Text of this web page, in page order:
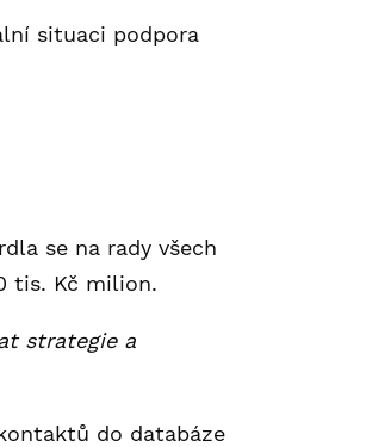
situaci podpora
se na rady všech
tis. Kč milion.
strategie a
do databáze